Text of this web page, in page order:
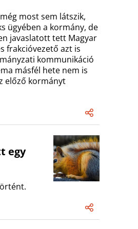
most sem látszik,
ügyében a kormány, de
javaslatott tett Magyar
frakcióvezető azt is
kommunikáció
másfél hete nem is
előző kormányt
egy